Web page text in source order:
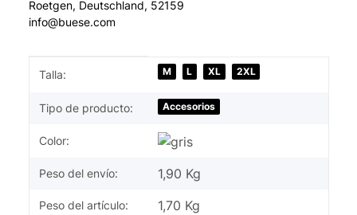
Roetgen, Deutschland, 52159
info@buese.com
#productDetails.itemInformation#
#productDetails.itemValue#
Talla: M L XL 2XL
Tipo de producto: Accesorios
Color:
Peso del envío: 1,90 Kg
Peso del artículo: 1,70 Kg